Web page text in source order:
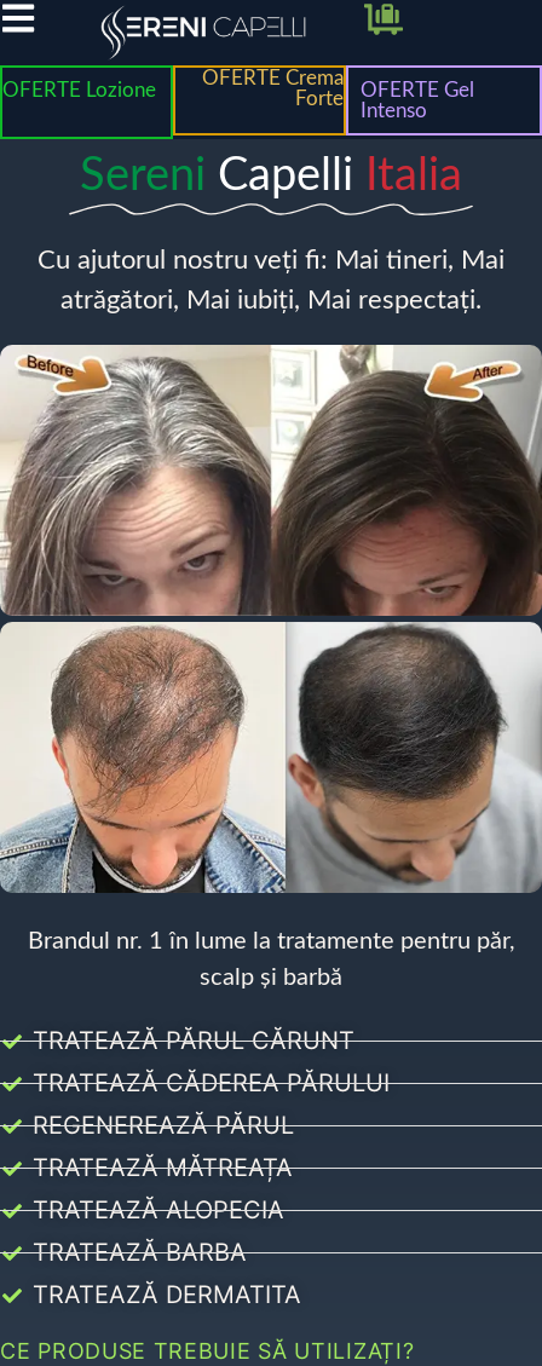
OFERTE Lozione
OFERTE Crema
Forte
OFERTE Gel
Intenso
Sereni Capelli Italia
Cu ajutorul nostru veți fi: Mai tineri, Mai
atrăgători, Mai iubiți, Mai respectați.
Brandul nr. 1 în lume la tratamente pentru păr,
scalp și barbă
TRATEAZĂ PĂRUL CĂRUNT
TRATEAZĂ CĂDEREA PĂRULUI
REGENEREAZĂ PĂRUL
TRATEAZĂ MĂTREAȚA
TRATEAZĂ ALOPECIA
TRATEAZĂ BARBA
TRATEAZĂ DERMATITA
CE PRODUSE TREBUIE SĂ UTILIZAȚI?